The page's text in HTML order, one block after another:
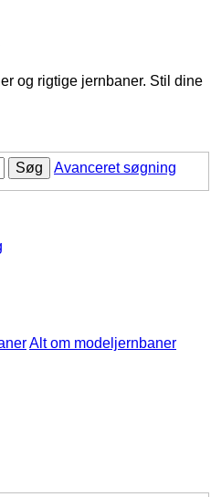
og rigtige jernbaner. Stil dine
Søg Avanceret søgning
Alt om modeljernbaner